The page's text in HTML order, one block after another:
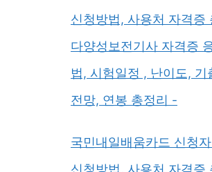
신청방법, 사용처 자격증
다양성보전기사 자격증
법, 시험일정 , 난이도, 기
전망, 연봉 총정리 -
국민내일배움카드 신청
신청방법, 사용처 자격증